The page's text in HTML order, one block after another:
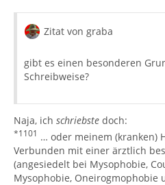
Zitat von graba
gibt es einen besonderen
Schreibweise?
Naja, ich schriebste doch:
*1101 … oder meinem (kranken)
Verbunden mit einer ärztlich
(angesiedelt bei Mysophobie,
Mysophobie, Oneirogmophobie